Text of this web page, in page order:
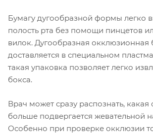
Бумагу дугообразной формы легко
полость рта без помощи пинцетов
вилок. Дугообразная окклюзионная
доставляется в специальном
такая упаковка позволяет легко
бокса.
Врач может сразу распознать, какая
больше подвергается жевательной
Особенно при проверке окклюзии